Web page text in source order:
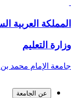
المملكة العربية
وزارة التعليم
جامعة الإمام محمد
عن الجامعة